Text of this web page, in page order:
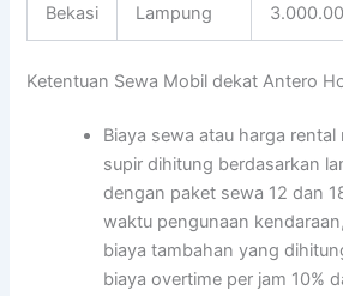
Bekasi Lampung
Ketentuan Sewa Mobil dekat Antero
Biaya sewa atau harga
supir dihitung berdasarkan
dengan paket sewa 12 dan
waktu pengunaan
biaya tambahan yang
biaya overtime per jam 10%